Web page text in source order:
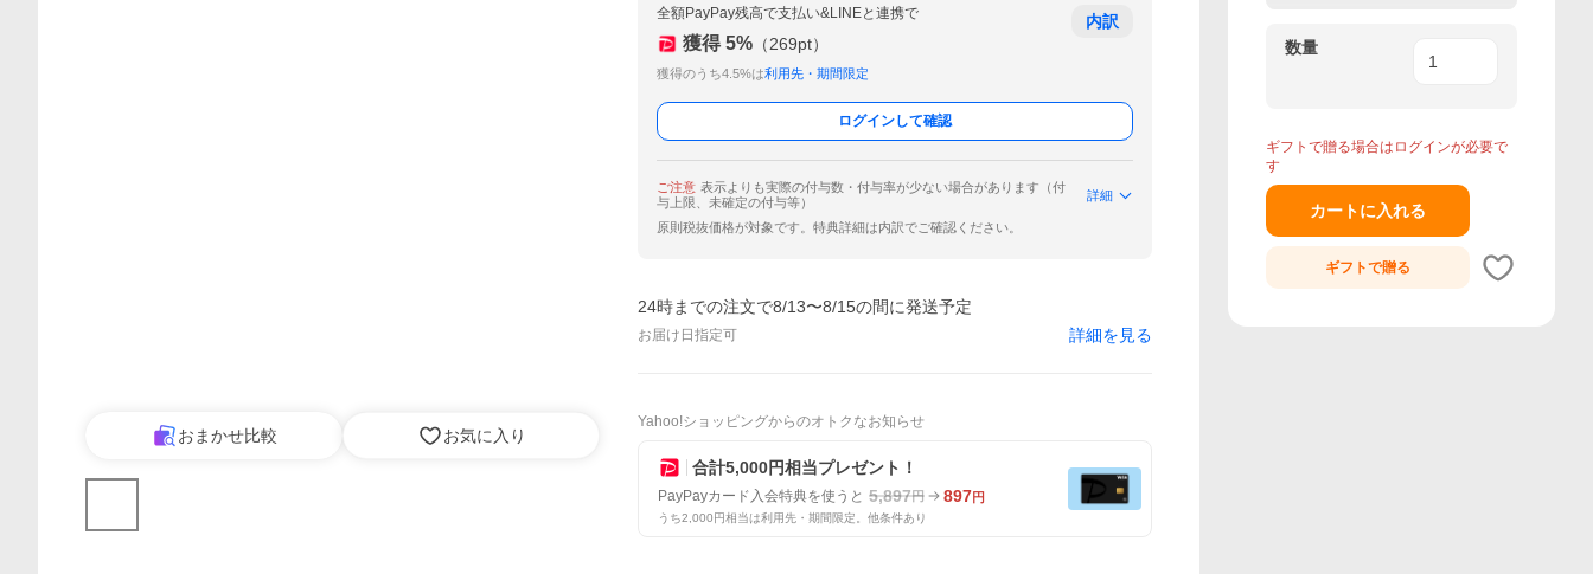
おまかせ比較 お気に入り
全額PayPay残高で支払い&LINEと連携で
獲得 5% （269pt）
獲得のうち4.5%は利用先・期間限定
内訳
ログインして確認
ご注意 表示よりも実際の付与数・付与率が少ない場合があります（付
与上限、未確定の付与等）
詳細
原則税抜価格が対象です。特典詳細は内訳でご確認ください。
24時までの注文で8/13〜8/15の間に発送予定
お届け日指定可 詳細を見る
Yahoo!ショッピングからのオトクなお知らせ
合計5,000円相当プレゼント！
PayPayカード入会特典を使うと 5,897円 897円
うち2,000円相当は利用先・期間限定。他条件あり
数量
ギフトで贈る場合はログインが必要で
す
カートに入れる
ギフトで贈る